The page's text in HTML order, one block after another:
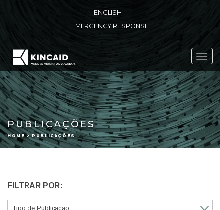
ENGLISH
EMERGENCY RESPONSE
PUBLICAÇÕES
HOME > PUBLICAÇÕES
FILTRAR POR: